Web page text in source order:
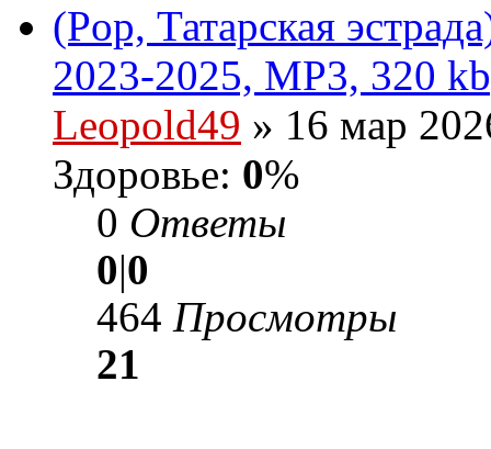
(Pop, Татарская
2023-2025, MP3, 320
Leopold49 » 16 мар
Здоровье: 0%
0 Ответы
0|0
464 Просмотры
21